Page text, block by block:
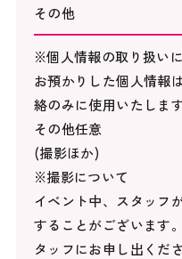
その他
※個人情報の取り扱い
お預かりした個人情報
絡のみに使用いたします
その他任意
(撮影ほか)
※撮影について
イベント中、スタッフ
することがございます
タッフにお申し出くださ